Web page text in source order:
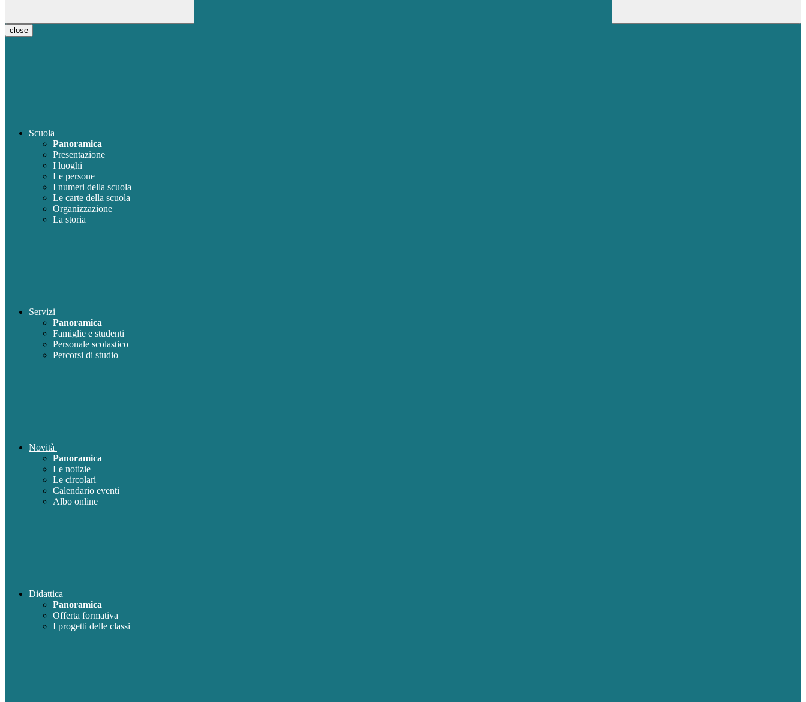
close
Scuola
Panoramica
Presentazione
I luoghi
Le persone
I numeri della scuola
Le carte della scuola
Organizzazione
La storia
Servizi
Panoramica
Famiglie e studenti
Personale scolastico
Percorsi di studio
Novità
Panoramica
Le notizie
Le circolari
Calendario eventi
Albo online
Didattica
Panoramica
Offerta formativa
I progetti delle classi